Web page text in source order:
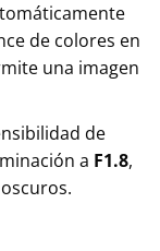
de colores en
una imagen
de
a F1.8,